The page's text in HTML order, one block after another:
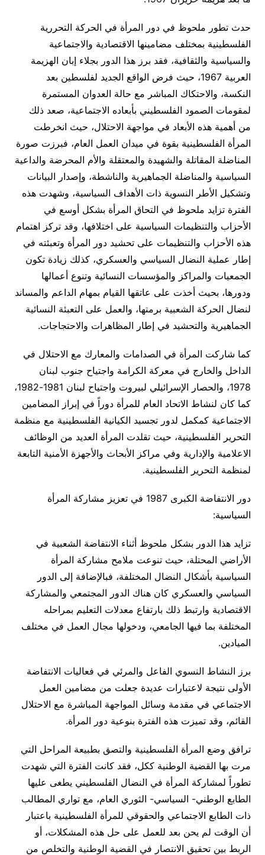
حدث تطور ملحوظ في دور المرأة في الحركة التحررية
الفلسطينية بمختلف مضامينها الاقتصادية والاجتماعية
والسياسية والثقافية، فقد برز هذا الدور بجلاء إبان الهزيمة
العربية 1967، حيث فرض الواقع الجديد لفلسطين بعد
النكسة، والاحتكاك المباشر مع حالة العدوان المستمرة
لمقومات الصمود الفلسطيني بأبعاده الاجتماعية، صعد ذلك
من أهمية هذه الأبعاد في مواجهة الاحتلال، حيث انخرطت
المرأة الفلسطينية بقوة في ميدان العمل العام، فبرزت صورة
المناضلة المقاتلة والشهيدة والمعتقلة والأم المحرضة والداعية
السياسية والمناضلة الجماهيرية والناشطة، وإصدار البيانات
وتشكيل الأطر النسوية ذات الأهداف السياسية، وشهدت هذه
الفترة تزايد ملحوظ في التحاق المرأة بشكل أوسع في
الأحزاب والتنظيمات السياسية على اختلافها، وقد تركز اهتمام
هذه الأحزاب والتنظيمات على تحشيد دور المرأة وتعبئته في
إطار عملية النضال السياسي والعسكري، كذلك زيادة تكون
الجمعيات والمراكز والمؤسسات النسائية وتنوع أعمالها
ودورها، بحيث أخذت على عاتقها القيام بمهام الداعم والمساند
لنضال الحركة الشعبية برمتها، والعمل على التعبئة النسائية
الجماهيرية والتحشيد في إطار المظاهرات والاحتجاجات.
كما شاركت المرأة في الصدامات والمعارك مع الاحتلال في
الداخل والخارج في معركة الكرامة واجتياح جنوب لبنان
1978، والحصار الإسرائيلي لبيروت واجتياح لبنان 1981-1982،
كما كان لنشاط الاتحاد العام للمرأة دوراً في إبراز المضامين
الاجتماعية كمكمل لدور تجسيد الكيانية الفلسطينية مع منظمة
التحرير الفلسطينية، حيث تقلدت المرأة العديد من الوظائف
الاعلامية والإدارية وفي مراكز الأبحاث والأجهزة الأمنية التابعة
لمنظمة التحرير الفلسطينية.
دور الانتفاضة الكبرى 1987 في تعزيز مشاركة المرأة
السياسية:
تزايد هذا الدور بشكل ملحوظ أثناء الانتفاضة الشعبية في
الأراضي المحتلة، حيث تنوعت ملامح مشاركة المرأة
السياسية بأشكال النضال المختلفة، فبالإضافة إلى الدور
السياسي والعسكري كان هناك الدور المجتمعي والمشاركة
الاقتصادية وارتبط ذلك بارتفاع معدلات التعليم بمراحله
المختلفة بما فيها الجامعي، ودخولها مجال العمل في مختلف
الميادين.
برز النشاط النسوي الفاعل والمرئي في فعاليات الانتفاضة
الأولى نتيجة لاعتبارات عديدة جعلت من مضامين العمل
الاجتماعي في مقدمة وسائل المواجهة المباشرة مع الاحتلال
القائم، وقد تميزت هذه الفترة بنوعية دور المرأة.
ترافق وضع المرأة الفلسطينية والتصق بطبيعة المراحل التي
مرت بها القضية الوطنية ككل، فقد كانت الفترة التي شهدت
تطوراً لمشاركة المرأة في النضال الفلسطيني يطغى عليها
الطابع الوطني- السياسي- الثوري العام، مع تواري المطالب
ذات الطابع الاجتماعي والحقوقي للمرأة الفلسطينية باعتبار
أن الوقت لم يحن بعد للعمل على حل هذه المشكلات، أو
الربط بين تحقيق الانتصار في القضية الوطنية والتخلص من